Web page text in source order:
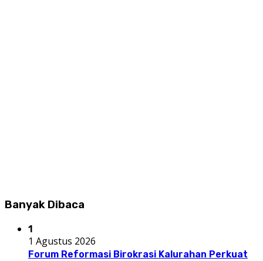
Banyak Dibaca
1
1 Agustus 2026
Forum Reformasi Birokrasi Kalurahan Perkuat